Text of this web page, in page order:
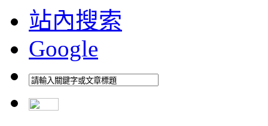
站內搜索
Google